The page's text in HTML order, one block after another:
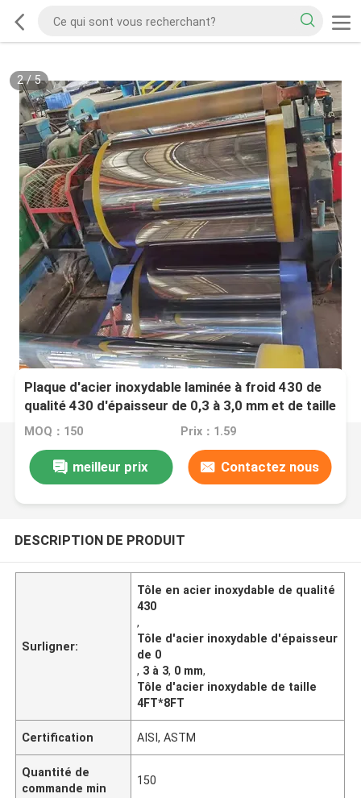
2/5
Plaque d'acier inoxydable laminée à froid 430 de
qualité 430 d'épaisseur de 0,3 à 3,0 mm et de taille
de 4 pieds*8 pieds par TISCO JISCO
MOQ：150 Prix：1.59
meilleur prix Contactez nous
DESCRIPTION DE PRODUIT
Surligner:
Tôle en acier inoxydable de qualité
430
,
Tôle d'acier inoxydable d'épaisseur
de 0
, 3 à 3, 0 mm,
Tôle d'acier inoxydable de taille
4FT*8FT
Certification AISI, ASTM
Quantité de
commande min
150